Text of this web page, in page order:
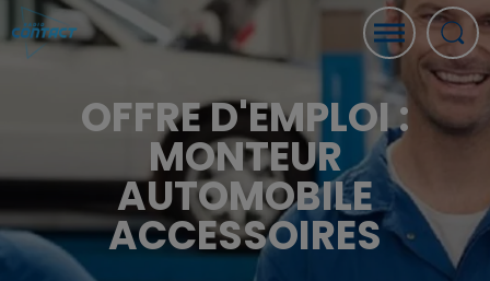
OFFRE D'EMPLOI :
MONTEUR
AUTOMOBILE
ACCESSOIRES